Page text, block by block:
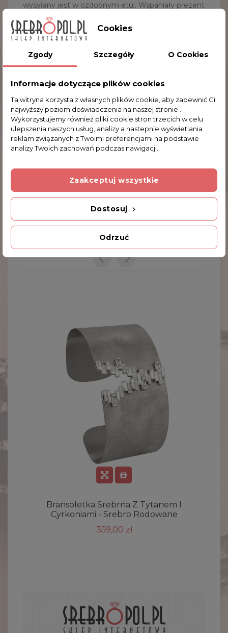
wysyłany jest w ozdobnym etui. Wspaniały prezent
na szczególną okazję dla ukochanej osoby.
Waga: ~9.8 g
Obwód bransoletki: 18.0 cm
Komentarze (0)
Na razie nie dodano żadnej recenzji.
Dodatkowe Informacje
75/T 9.8g BRA97
INNE PRODUKTY W TEJ SAMEJ KATEGORII
Bransoletka Srebrna Z Tytanem I
Cyrkoniami - Srebro Rodowane
359,00 zł
Cookies
Zgody Szczegóły O Cookies
Informacje dotyczące plików cookies
Ta witryna korzysta z własnych plików cookie, aby zapewnić Ci
najwyższy poziom doświadczenia na naszej stronie .
Wykorzystujemy również pliki cookie stron trzecich w celu
ulepszenia naszych usług, analizy a nastepnie wyświetlania
reklam związanych z Twoimi preferencjami na podstawie
analizy Twoich zachowań podczas nawigacji.
Odrzuć
Dostosuj
Zaakceptuj wszystkie